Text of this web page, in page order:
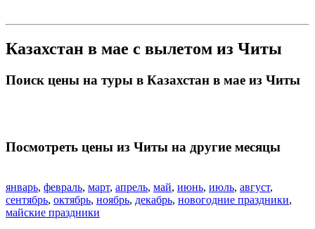
Казахстан в мае с вылетом из Читы
Поиск цены на туры в Казахстан в мае из Читы
Посмотреть цены из Читы на другие месяцы
январь, февраль, март, апрель, май, июнь, июль, август,
сентябрь, октябрь, ноябрь, декабрь, новогодние праздники,
майские праздники